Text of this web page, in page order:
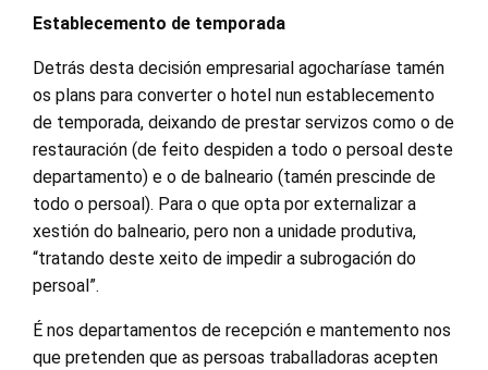
Establecemento de temporada
Detrás desta decisión empresarial agocharíase tamén
os plans para converter o hotel nun establecemento
de temporada, deixando de prestar servizos como o de
restauración (de feito despiden a todo o persoal deste
departamento) e o de balneario (tamén prescinde de
todo o persoal). Para o que opta por externalizar a
xestión do balneario, pero non a unidade produtiva,
“tratando deste xeito de impedir a subrogación do
persoal”.
É nos departamentos de recepción e mantemento nos
que pretenden que as persoas traballadoras acepten